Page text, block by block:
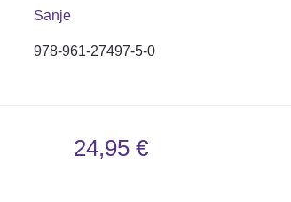
Sanje
978-961-27497-5-0
24,95 €